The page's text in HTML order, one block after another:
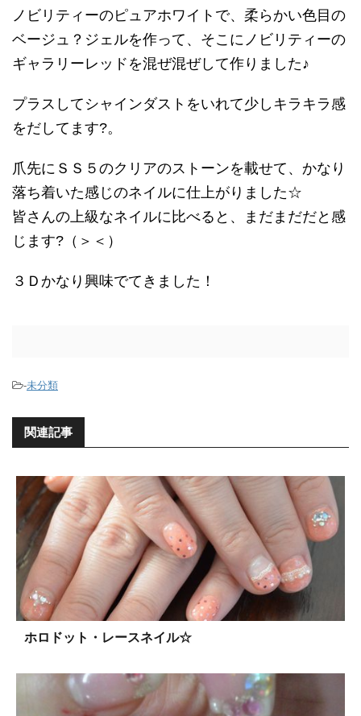
ノビリティーのピュアホワイトで、柔らかい色目の
ベージュ？ジェルを作って、そこにノビリティーの
ギャラリーレッドを混ぜ混ぜして作りました♪
プラスしてシャインダストをいれて少しキラキラ感
をだしてます?。
爪先にＳＳ５のクリアのストーンを載せて、かなり
落ち着いた感じのネイルに仕上がりました☆
皆さんの上級なネイルに比べると、まだまだだと感
じます?（＞＜）
３Ｄかなり興味でてきました！
-未分類
関連記事
ホロドット・レースネイル☆